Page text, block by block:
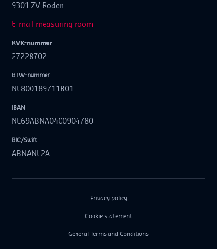
9301 ZV Roden
E-mail measuring room
KVK-nummer
27228702
BTW-nummer
NL800189711B01
IBAN
NL69ABNA0400904780
BIC/Swift
ABNANL2A
Privacy policy
Cookie statement
General Terms and Conditions